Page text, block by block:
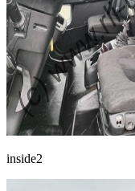
inside2